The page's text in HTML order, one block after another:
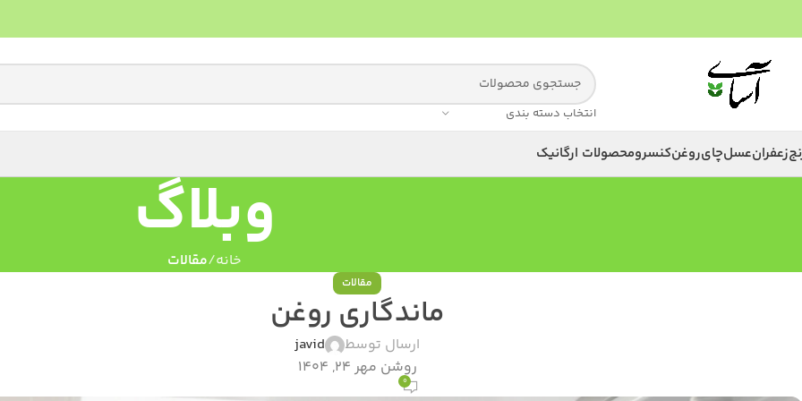
انتخاب دسته بندی
زعفرانعسلچایروغنکنسرومحصولات ارگانیک
وبلاگ
خانه مقالات
مقالات
ماندگاری روغن
ارسال توسط
javid
روشن مهر 24, 1404
0